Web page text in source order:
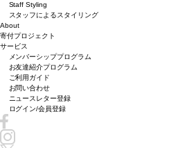
Staff Styling
スタッフによるスタイリング
About
寄付プロジェクト
サービス
メンバーシッププログラム
お友達紹介プログラム
ご利用ガイド
お問い合わせ
ニュースレター登録
ログイン/会員登録